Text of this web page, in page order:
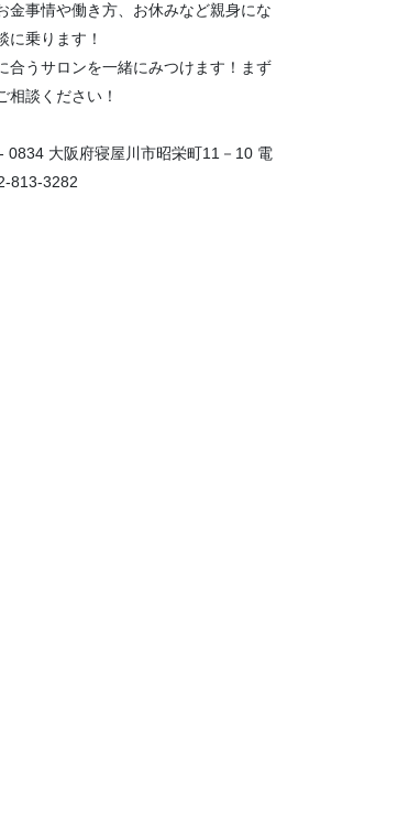
金事情や働き方、お休みなど親身にな
に乗ります！
合うサロンを一緒にみつけます！まず
相談ください！
0834 大阪府寝屋川市昭栄町11－10 電
813-3282